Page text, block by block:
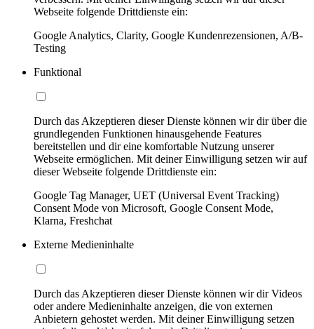
Webseite folgende Drittdienste ein:
Google Analytics, Clarity, Google Kundenrezensionen, A/B-
Testing
Funktional
Durch das Akzeptieren dieser Dienste können wir dir über die
grundlegenden Funktionen hinausgehende Features
bereitstellen und dir eine komfortable Nutzung unserer
Webseite ermöglichen. Mit deiner Einwilligung setzen wir auf
dieser Webseite folgende Drittdienste ein:
Google Tag Manager, UET (Universal Event Tracking)
Consent Mode von Microsoft, Google Consent Mode,
Klarna, Freshchat
Externe Medieninhalte
Durch das Akzeptieren dieser Dienste können wir dir Videos
oder andere Medieninhalte anzeigen, die von externen
Anbietern gehostet werden. Mit deiner Einwilligung setzen